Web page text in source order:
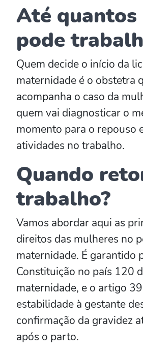
Até quantos
pode
Quem decide o início da
maternidade é o obstetra
acompanha o caso da
quem vai diagnosticar o
momento para o repouso
atividades no trabalho.
Quando
trabalho?
Vamos abordar aqui as
direitos das mulheres no
maternidade. É garantido
Constituição no país 120
maternidade, e o artigo
estabilidade à gestante
confirmação da gravidez
após o parto.